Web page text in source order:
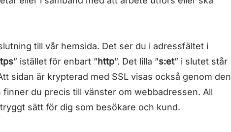
till vår hemsida. Det ser du i adressfältet i
” istället för enbart ”http”. Det lilla ”s:et” i slutet står
sidan är krypterad med SSL visas också genom den
du precis till vänster om webbadressen. All
sätt för dig som besökare och kund.